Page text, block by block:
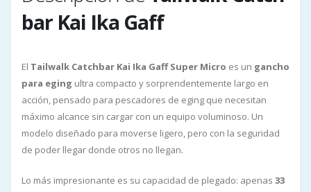
bar Kai Ika Gaff
El Tailwalk Catchbar Kai Ika Gaff Super Micro es un gancho
para eging ultra compacto y sorprendentemente largo en
acción, pensado para pescadores de eging que necesitan
máximo alcance sin cargar con un equipo voluminoso. Un
modelo diseñado para moverse ligero, pero con la seguridad
de poder llegar donde otros no llegan.
Lo más impresionante es su capacidad de plegado: apenas 33